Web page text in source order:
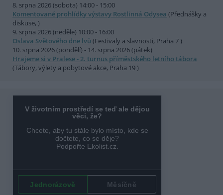
8. srpna 2026 (sobota) 14:00 - 15:00
Komentované prohlídky výstavy Rostlinná Odysea (Přednášky a
diskuse, )
9. srpna 2026 (neděle) 10:00 - 16:00
Oslava Světového dne lvů (Festivaly a slavnosti, Praha 7 )
10. srpna 2026 (pondělí) - 14. srpna 2026 (pátek)
Hrajeme si v Pralese - 2. turnus příměstského letního tábora
(Tábory, výlety a pobytové akce, Praha 19 )